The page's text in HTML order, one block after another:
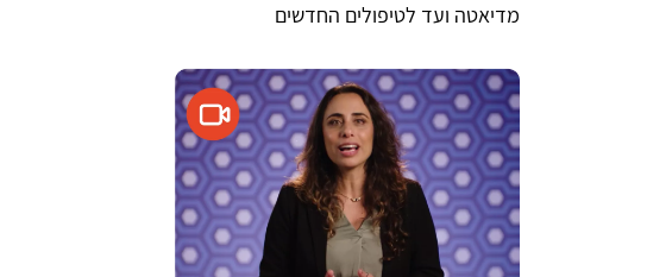
מדיאטה ועד לטיפולים החדשים